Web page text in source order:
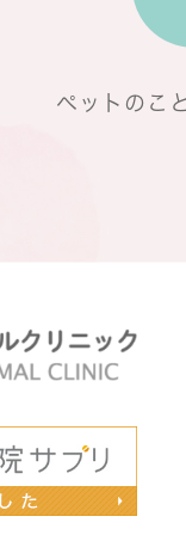
ペットのこ